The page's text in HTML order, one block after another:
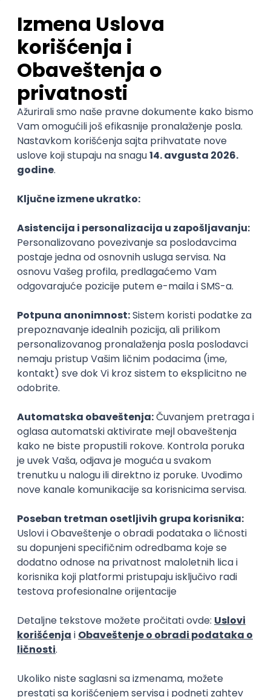
Oglas dostupan i studentima
PHP
MySQL C# SQL JavaScript
Junior
Senior Software Engineer (Go)
Xsolla
Rad od kuće
AWS Docker QA Cloud Microservices
Kafka
Kubernetes
Senior @
POSLOVI NA MAIL
POSLODAVAC
GRAD
SENIORITET
NAČIN RADA
Najnoviji poslovi svakog dana u tvom
inboxu
Prijavi se
Posao Beograd(1 oglas)
Poslovi iz drugih gradova.
(intermediate/senior)
AxiomQ Dionic d.o.o.
Novi Sad
12.08.2026.
Node.js AWS Cloud
Microservices
Express Oauth Intermediate Senior
Istaknuti poslodavci